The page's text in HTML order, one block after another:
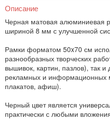
Описание
Черная матовая алюминиевая
шириной 8 мм с улучшенной
Рамки форматом 50x70 см
разнообразных творческих
вышивок, картин, пазлов), так
рекламных и информационных
плакатов, афиш).
Черный цвет является
практически с любыми